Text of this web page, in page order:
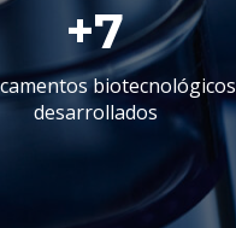
+7
biotecnológicos
desarrollados